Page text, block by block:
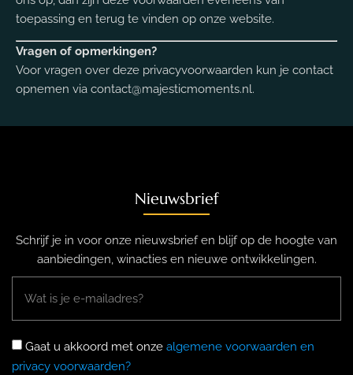
toepassing en terug te vinden op onze website.
Vragen of opmerkingen?
Voor vragen over deze privacyvoorwaarden kun je contact
opnemen via contact@majesticmoments.nl.
Nieuwsbrief
Schrijf je in voor onze nieuwsbrief en blijf op de hoogte van
aanbiedingen, winacties en nieuwe ontwikkelingen.
Gaat u akkoord met onze algemene voorwaarden en
privacy voorwaarden?